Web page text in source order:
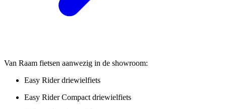
Van Raam fietsen aanwezig in de showroom:
Easy Rider driewielfiets
Easy Rider Compact driewielfiets